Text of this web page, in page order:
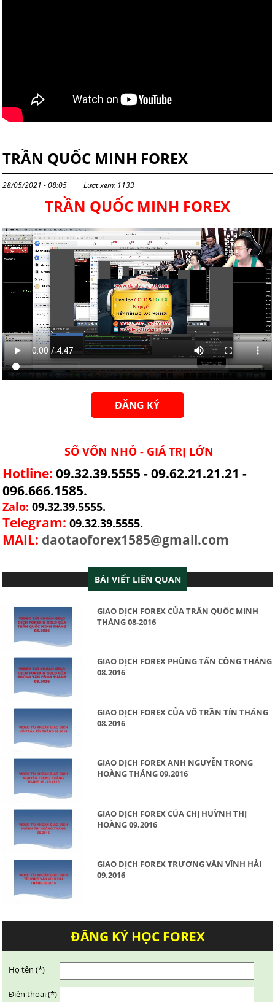
GIAO DỊCH FOREX ĐƯỢC THÌ DẪN CHỨNG LỊCH
THÔI
TRẦN QUỐC MINH FOREX
28/05/2021 - 08:05 Lượt xem: 1133
TRẦN QUỐC MINH FOREX
ĐĂNG KÝ
SỐ VỐN NHỎ - GIÁ TRỊ LỚN
Hotline: 09.32.39.5555 - 09.62.21.21.21 -
096.666.1585.
Zalo:09.32.39.5555.
Telegram: 09.32.39.5555.
MAIL: daotaoforex1585@gmail.com
BÀI VIẾT LIÊN QUAN
GIAO DỊCH FOREX CỦA TRẦN QUỐC MINH
THÁNG 08-2016
GIAO DỊCH FOREX PHÙNG TẤN CÔNG THÁNG
08.2016
GIAO DỊCH FOREX CỦA VÕ TRẦN TÍN THÁNG
08.2016
GIAO DỊCH FOREX ANH NGUYỄN TRONG
HOÀNG THÁNG 09.2016
GIAO DỊCH FOREX CỦA CHỊ HUỲNH THỊ
HOÀNG 09.2016
GIAO DỊCH FOREX TRƯƠNG VĂN VĨNH HẢI
09.2016
ĐĂNG KÝ HỌC FOREX
Họ tên (*)
Điện thoại (*)